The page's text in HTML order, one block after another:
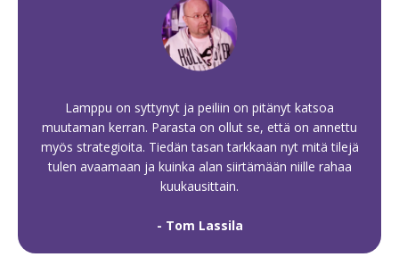
Lamppu on syttynyt ja peiliin on pitänyt katsoa
muutaman kerran. Parasta on ollut se, että on annettu
myös strategioita. Tiedän tasan tarkkaan nyt mitä tilejä
tulen avaamaan ja kuinka alan siirtämään niille rahaa
kuukausittain.
- Tom Lassila